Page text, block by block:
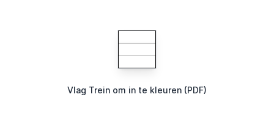
Vlag Trein om in te kleuren (PDF)